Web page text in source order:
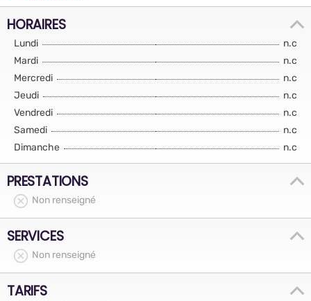
HORAIRES
Lundi
n.c
Mardi
n.c
Mercredi
n.c
Jeudi
n.c
Vendredi
n.c
Samedi
n.c
Dimanche
n.c
PRESTATIONS
Non renseigné
SERVICES
Non renseigné
TARIFS